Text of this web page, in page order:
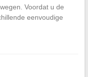
Voordat u de
eenvoudige